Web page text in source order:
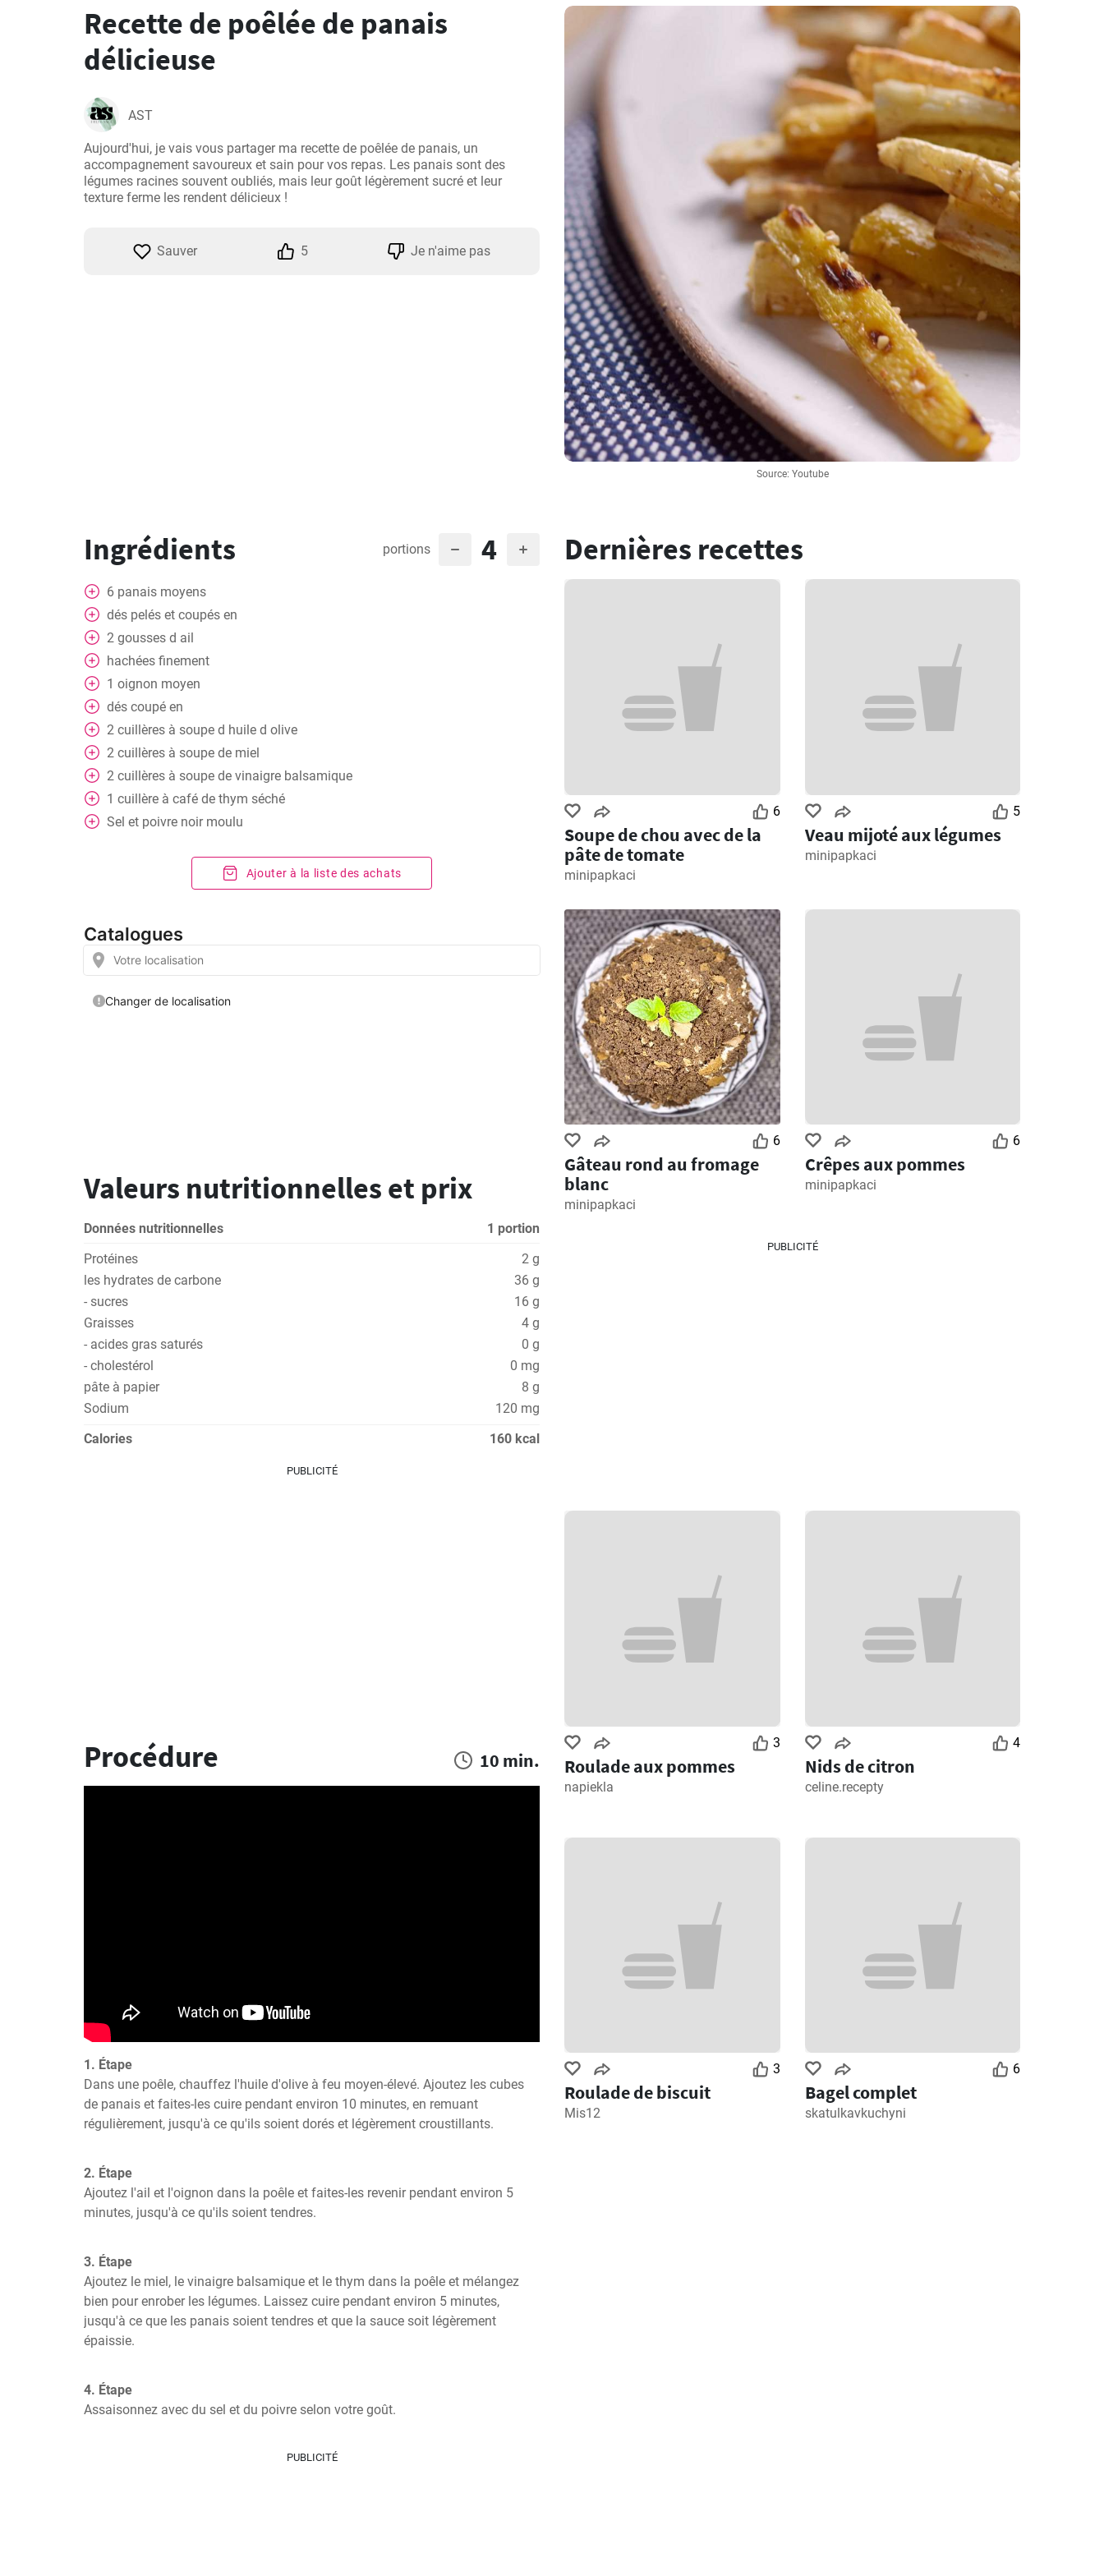
Source: Youtube
Recette de poêlée de panais
délicieuse
AST
Aujourd'hui, je vais vous partager ma recette de poêlée de panais, un
accompagnement savoureux et sain pour vos repas. Les panais sont des
légumes racines souvent oubliés, mais leur goût légèrement sucré et leur
texture ferme les rendent délicieux !
Sauver 5 Je n'aime pas
Ingrédients portions 4
6 panais moyens
dés pelés et coupés en
2 gousses d ail
hachées finement
1 oignon moyen
dés coupé en
2 cuillères à soupe d huile d olive
2 cuillères à soupe de miel
2 cuillères à soupe de vinaigre balsamique
1 cuillère à café de thym séché
Sel et poivre noir moulu
Ajouter à la liste des achats
Valeurs nutritionnelles et prix
Données nutritionnelles
1 portion
Protéines
2 g
les hydrates de carbone
36 g
- sucres
16 g
Graisses
4 g
- acides gras saturés
0 g
- cholestérol
0 mg
pâte à papier
8 g
Sodium
120 mg
Calories
160 kcal
PUBLICITÉ
Procédure 10 min.
1. Étape
Dans une poêle, chauffez l'huile d'olive à feu moyen-élevé. Ajoutez les cubes
de panais et faites-les cuire pendant environ 10 minutes, en remuant
régulièrement, jusqu'à ce qu'ils soient dorés et légèrement croustillants.
2. Étape
Ajoutez l'ail et l'oignon dans la poêle et faites-les revenir pendant environ 5
minutes, jusqu'à ce qu'ils soient tendres.
3. Étape
Ajoutez le miel, le vinaigre balsamique et le thym dans la poêle et mélangez
bien pour enrober les légumes. Laissez cuire pendant environ 5 minutes,
jusqu'à ce que les panais soient tendres et que la sauce soit légèrement
épaissie.
4. Étape
Assaisonnez avec du sel et du poivre selon votre goût.
PUBLICITÉ
Dernières recettes
6
Soupe de chou avec de la
pâte de tomate
minipapkaci
5
Veau mijoté aux légumes
minipapkaci
6
Gâteau rond au fromage
blanc
minipapkaci
6
Crêpes aux pommes
minipapkaci
PUBLICITÉ
3
Roulade aux pommes
napiekla
4
Nids de citron
celine.recepty
3
Roulade de biscuit
Mis12
6
Bagel complet
skatulkavkuchyni